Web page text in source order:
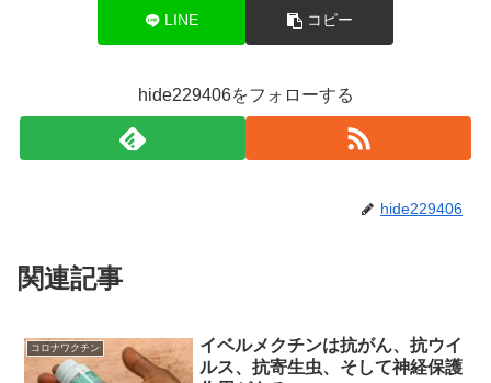
LINE コピー
hide229406をフォローする
hide229406
関連記事
コロナワクチン
イベルメクチンは抗がん、抗ウイ
ルス、抗寄生虫、そして神経保護